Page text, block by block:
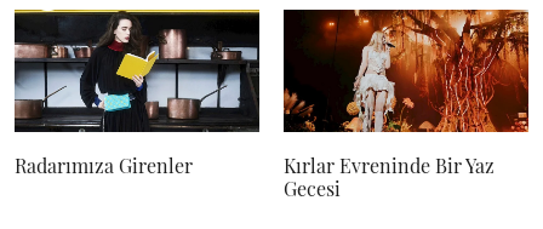
Radarımıza Girenler
Kırlar Evreninde Bir Yaz
Gecesi